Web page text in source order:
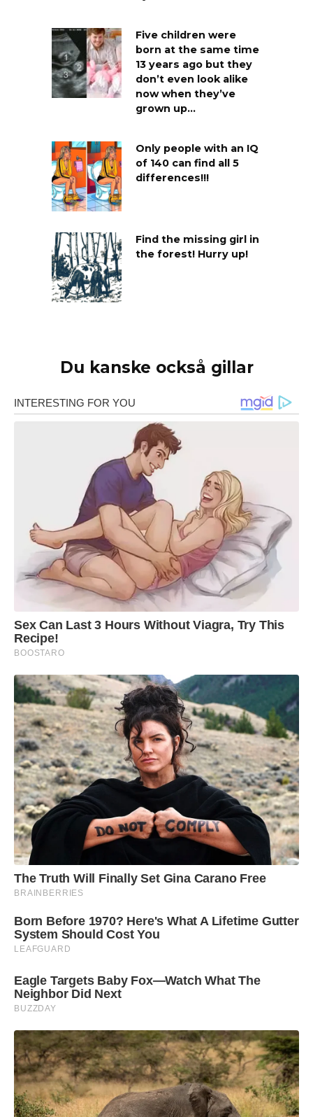
Five children were
born at the same time
13 years ago but they
don’t even look alike
now when they’ve
grown up…
Only people with an IQ
of 140 can find all 5
differences!!!
Find the missing girl in
the forest! Hurry up!
Du kanske också gillar